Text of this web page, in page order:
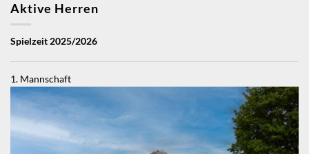
Aktive Herren
Spielzeit 2025/2026
1. Mannschaft